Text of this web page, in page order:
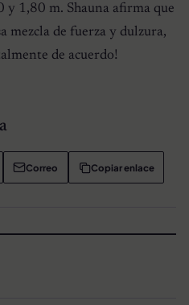
1,80 m. Shauna afirma que
mezcla de fuerza y dulzura,
de acuerdo!
Correo Copiar enlace